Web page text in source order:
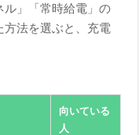
ル」「常時給電」の
方法を選ぶと、充電
向いている
人